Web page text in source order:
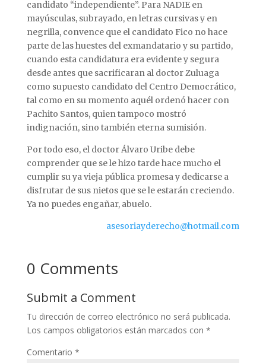
candidato “independiente”. Para NADIE en
mayúsculas, subrayado, en letras cursivas y en
negrilla, convence que el candidato Fico no hace
parte de las huestes del exmandatario y su partido,
cuando esta candidatura era evidente y segura
desde antes que sacrificaran al doctor Zuluaga
como supuesto candidato del Centro Democrático,
tal como en su momento aquél ordenó hacer con
Pachito Santos, quien tampoco mostró
indignación, sino también eterna sumisión.
Por todo eso, el doctor Álvaro Uribe debe
comprender que se le hizo tarde hace mucho el
cumplir su ya vieja pública promesa y dedicarse a
disfrutar de sus nietos que se le estarán creciendo.
Ya no puedes engañar, abuelo.
asesoriayderecho@hotmail.com
0 Comments
Submit a Comment
Tu dirección de correo electrónico no será publicada.
Los campos obligatorios están marcados con *
Comentario *